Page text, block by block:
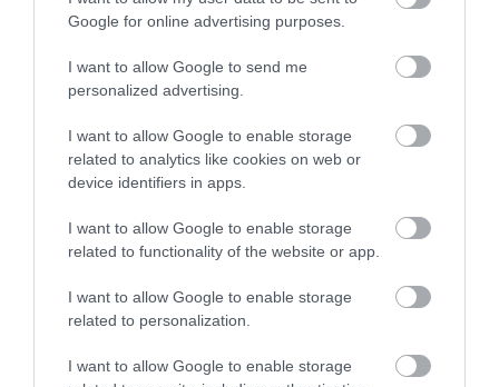
Google for online advertising purposes.
I want to allow Google to send me
personalized advertising.
I want to allow Google to enable storage
related to analytics like cookies on web or
device identifiers in apps.
I want to allow Google to enable storage
related to functionality of the website or app.
I want to allow Google to enable storage
related to personalization.
I want to allow Google to enable storage
Megérkezett Budapestre az olasz vendéglátás 200
éves büszkesége
Miért, mitől képes növekedni egy több mint kétszáz éves márka a
jelentéséről, az LVMH-ról és arról kérdeztük, hogyan lehet
egyszerre…